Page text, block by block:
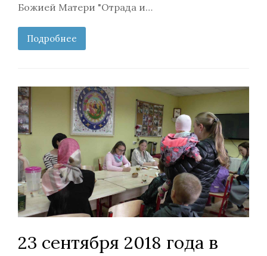
Божией Матери "Отрада и…
Подробнее
23 сентября 2018 года в